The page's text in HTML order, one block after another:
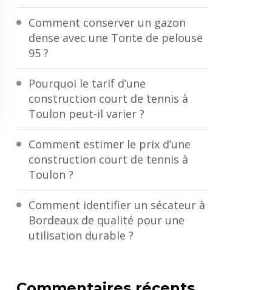
Comment conserver un gazon
dense avec une Tonte de pelouse
95 ?
Pourquoi le tarif d’une
construction court de tennis à
Toulon peut-il varier ?
Comment estimer le prix d’une
construction court de tennis à
Toulon ?
Comment identifier un sécateur à
Bordeaux de qualité pour une
utilisation durable ?